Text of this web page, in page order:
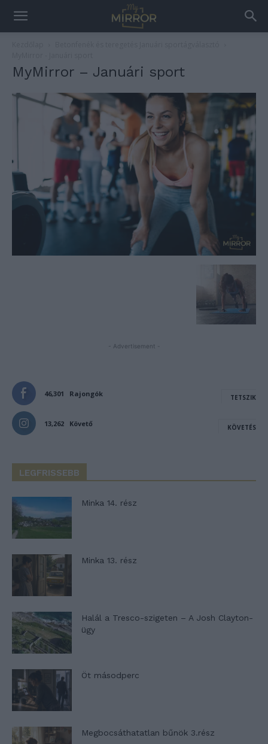
MyMirror – Januári sport
- Advertisement -
46,301 Rajongók TETSZIK
13,262 Követő KÖVETÉS
LEGFRISSEBB
Minka 14. rész
Minka 13. rész
Halál a Tresco-szigeten – A Josh Clayton-
ügy
Öt másodperc
Megbocsáthatatlan bűnök 3.rész